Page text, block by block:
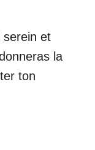
serein et
la
ton